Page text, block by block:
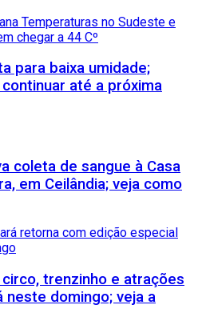
para baixa umidade;
até a próxima
coleta de sangue à Casa
em Ceilândia; veja como
circo, trenzinho e atrações
neste domingo; veja a